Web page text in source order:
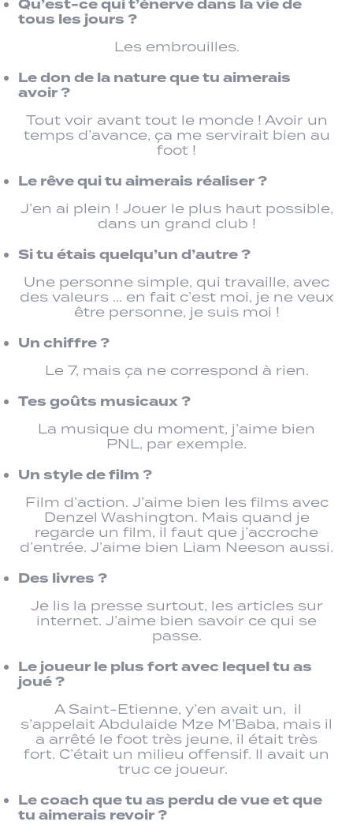
Qu’est-ce qui t’énerve dans la vie de
tous les jours ?
Les embrouilles.
Le don de la nature que tu aimerais
avoir ?
Tout voir avant tout le monde ! Avoir un
temps d’avance, ça me servirait bien au
foot !
Le rêve qui tu aimerais réaliser ?
J’en ai plein ! Jouer le plus haut possible,
dans un grand club !
Si tu étais quelqu’un d’autre ?
Une personne simple, qui travaille, avec
des valeurs … en fait c’est moi, je ne veux
être personne, je suis moi !
Un chiffre ?
Le 7, mais ça ne correspond à rien.
Tes goûts musicaux ?
La musique du moment, j’aime bien
PNL, par exemple.
Un style de film ?
Film d’action. J’aime bien les films avec
Denzel Washington. Mais quand je
regarde un film, il faut que j’accroche
d’entrée. J’aime bien Liam Neeson aussi.
Des livres ?
Je lis la presse surtout, les articles sur
internet. J’aime bien savoir ce qui se
passe.
Le joueur le plus fort avec lequel tu as
joué ?
A Saint-Etienne, y’en avait un, il
s’appelait Abdulaide Mze M’Baba, mais il
a arrêté le foot très jeune, il était très
fort. C’était un milieu offensif. Il avait un
truc ce joueur.
Le coach que tu as perdu de vue et que
tu aimerais revoir ?